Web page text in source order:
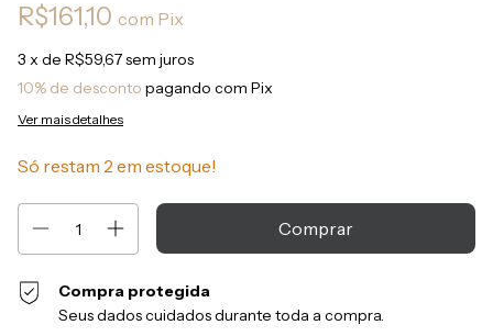
R$161,10 com Pix
3 x de R$59,67sem juros
10% de desconto pagando com Pix
Ver mais detalhes
Só restam 2 em estoque!
Compra protegida
Seus dados cuidados durante toda a compra.